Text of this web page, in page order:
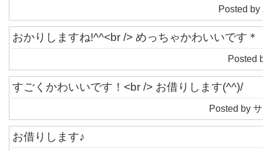
Posted by
おかりしますね!^^<br /> めっちゃかわいいです＊
Posted
すごくかわいいです！<br /> お借りします(^^)/
Posted by
お借りします♪